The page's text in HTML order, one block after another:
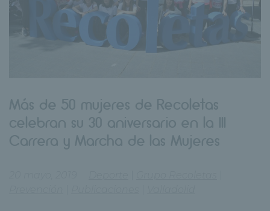
Más de 50 mujeres de Recoletas
celebran su 30 aniversario en la III
Carrera y Marcha de las Mujeres